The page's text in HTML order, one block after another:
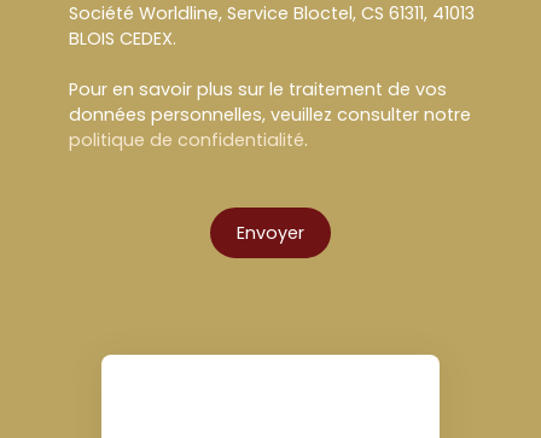
Société Worldline, Service Bloctel, CS 61311, 41013
BLOIS CEDEX.
Pour en savoir plus sur le traitement de vos
données personnelles, veuillez consulter notre
politique de confidentialité.
Envoyer